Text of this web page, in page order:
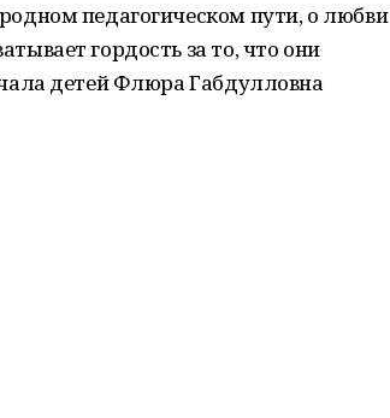
педагогическом пути, о любви
гордость за то, что они
детей Флюра Габдулловна